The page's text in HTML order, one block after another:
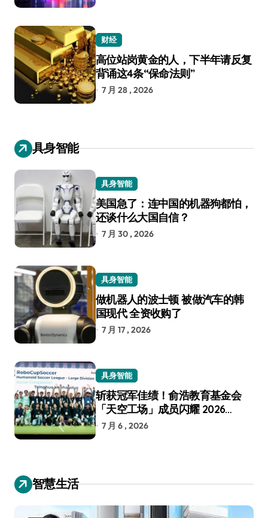
财经
高位站岗黄金的人，下半年请反复
背诵这4条“保命法则”
7 月 28 , 2026
具身智能
具身智能
美国急了：连中国的机器狗都怕，
还谈什么大国自信？
7 月 30 , 2026
具身智能
做机器人的波士顿 被做汽车的韩
国现代 全资收购了
7 月 17 , 2026
具身智能
斩获冠军佳绩！俞浩教育基金会
「天空工场」成员闪耀 2026
RoboCup 机器人世界杯
7 月 6 , 2026
智慧生活